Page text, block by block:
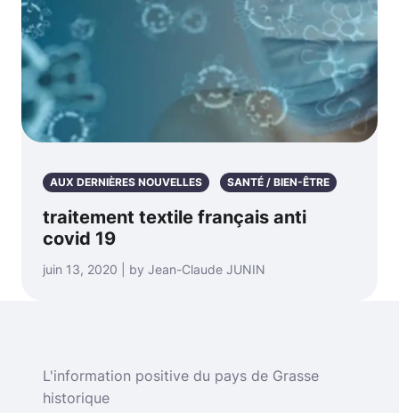
AUX DERNIÈRES NOUVELLES SANTÉ / BIEN-ÊTRE
traitement textile français anti
covid 19
juin 13, 2020 | by Jean-Claude JUNIN
L'information positive du pays de Grasse
historique